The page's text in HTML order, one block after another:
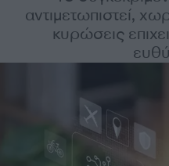
αντιμετωπιστεί,
κυρώσεις